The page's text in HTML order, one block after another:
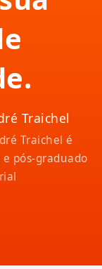
Traichel
Traichel é
pós-graduado